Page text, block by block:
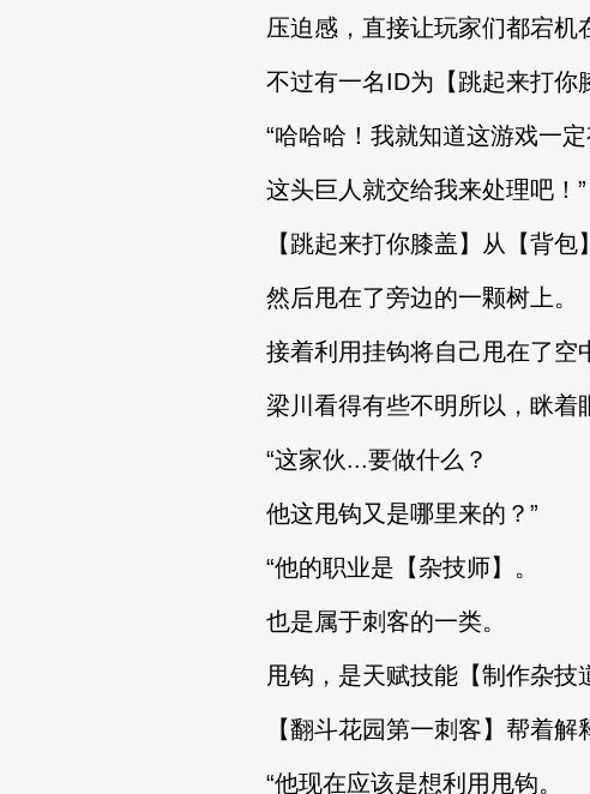
压迫感，直接让玩家们都宕机
不过有一名ID为【跳起来打你
“哈哈哈！我就知道这游戏一定
这头巨人就交给我来处理吧！”
【跳起来打你膝盖】从【背包
然后甩在了旁边的一颗树上。
接着利用挂钩将自己甩在了空
梁川看得有些不明所以，眯着
“这家伙...要做什么？
他这甩钩又是哪里来的？”
“他的职业是【杂技师】。
也是属于刺客的一类。
甩钩，是天赋技能【制作杂技
【翻斗花园第一刺客】帮着解
“他现在应该是想利用甩钩。